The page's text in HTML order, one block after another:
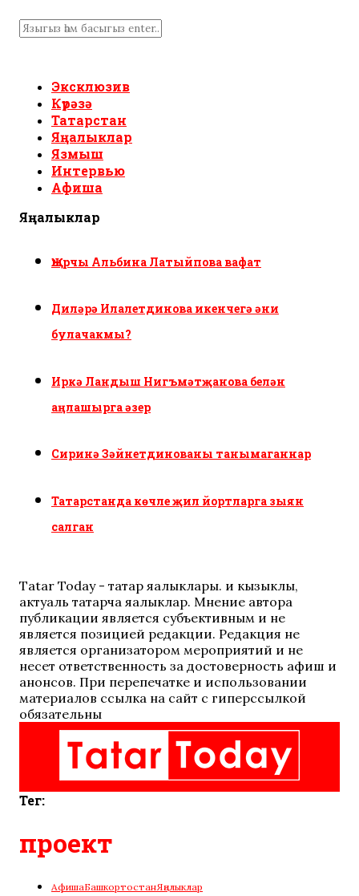
Эксклюзив
Күрәзә
Татарстан
Яңалыклар
Язмыш
Интервью
Афиша
Яңалыклар
Җырчы Альбина Латыйпова вафат
Диләрә Илалетдинова икенчегә әни
булачакмы?
Иркә Ландыш Нигъмәтҗанова белән
аңлашырга әзер
Сиринә Зәйнетдинованы танымаганнар
Татарстанда көчле җил йортларга зыян
салган
Tatar Today - татар яңалыклары. иң кызыклы,
актуаль татарча яңалыклар. Мнение автора
публикации является субъективным и не
является позицией редакции. Редакция не
является организатором мероприятий и не
несет ответственность за достоверность афиш и
анонсов. При перепечатке и использовании
материалов ссылка на сайт с гиперссылкой
обязательны
Тег:
проект
АфишаБашкортостанЯңалыклар